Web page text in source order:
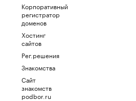
Корпоративный
регистратор
доменов
Хостинг
сайтов
Рег.решения
Знакомства
Сайт
знакомств
podbor.ru